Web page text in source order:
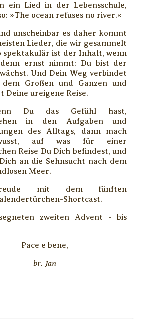
ein Lied in der Lebensschule,
»The ocean refuses no river.«
unscheinbar es daher kommt
Lieder, die wir gesammelt
spektakulär ist der Inhalt, wenn
ernst nimmt: Du bist der
Und Dein Weg verbindet
Großen und Ganzen und
Deine ureigene Reise.
Du das Gefühl hast,
in den Aufgaben und
des Alltags, dann mach
auf was für einer
Reise Du Dich befindest, und
an die Sehnsucht nach dem
Meer.
mit dem fünften
Shortcast.
zweiten Advent - bis
Pace e bene,
br. Jan